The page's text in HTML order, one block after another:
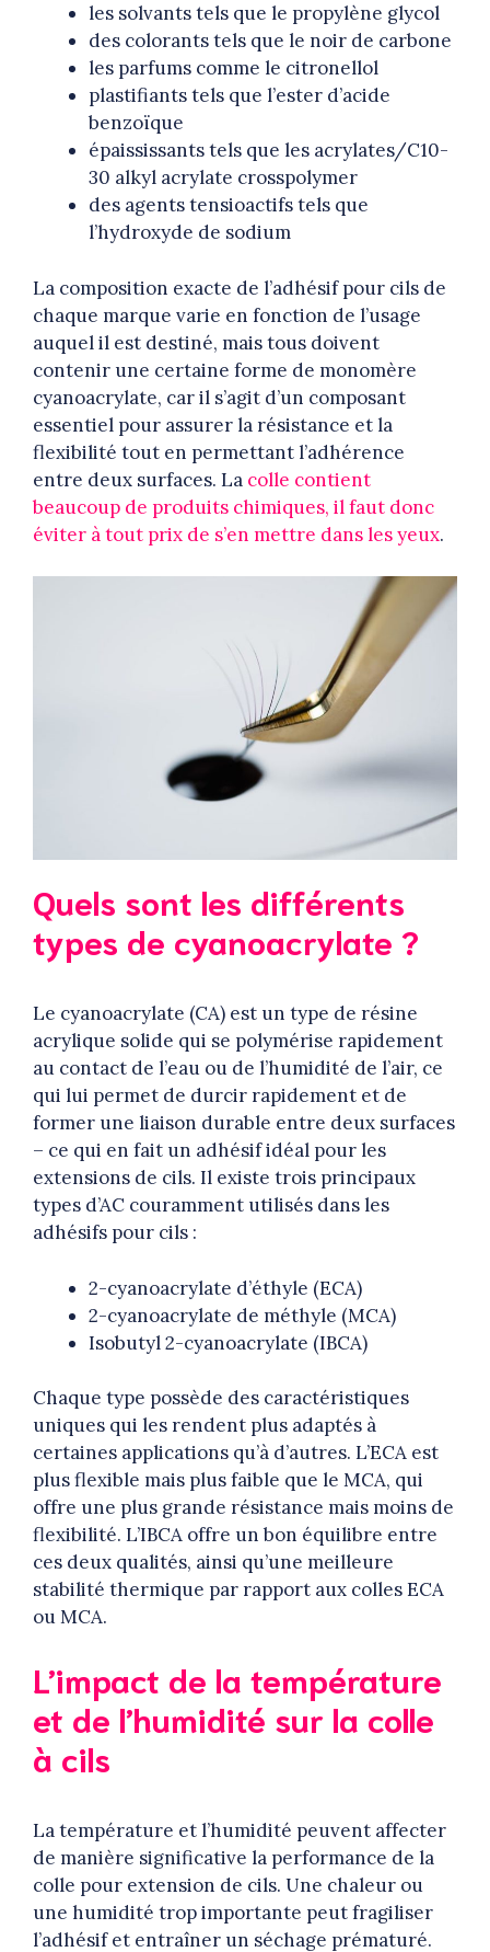
les solvants tels que le propylène glycol
des colorants tels que le noir de carbone
les parfums comme le citronellol
plastifiants tels que l’ester d’acide
benzoïque
épaississants tels que les acrylates/C10-
30 alkyl acrylate crosspolymer
des agents tensioactifs tels que
l’hydroxyde de sodium
La composition exacte de l’adhésif pour cils de
chaque marque varie en fonction de l’usage
auquel il est destiné, mais tous doivent
contenir une certaine forme de monomère
cyanoacrylate, car il s’agit d’un composant
essentiel pour assurer la résistance et la
flexibilité tout en permettant l’adhérence
entre deux surfaces. La colle contient
beaucoup de produits chimiques, il faut donc
éviter à tout prix de s’en mettre dans les yeux.
Quels sont les différents
types de cyanoacrylate ?
Le cyanoacrylate (CA) est un type de résine
acrylique solide qui se polymérise rapidement
au contact de l’eau ou de l’humidité de l’air, ce
qui lui permet de durcir rapidement et de
former une liaison durable entre deux surfaces
– ce qui en fait un adhésif idéal pour les
extensions de cils. Il existe trois principaux
types d’AC couramment utilisés dans les
adhésifs pour cils :
2-cyanoacrylate d’éthyle (ECA)
2-cyanoacrylate de méthyle (MCA)
Isobutyl 2-cyanoacrylate (IBCA)
Chaque type possède des caractéristiques
uniques qui les rendent plus adaptés à
certaines applications qu’à d’autres. L’ECA est
plus flexible mais plus faible que le MCA, qui
offre une plus grande résistance mais moins de
flexibilité. L’IBCA offre un bon équilibre entre
ces deux qualités, ainsi qu’une meilleure
stabilité thermique par rapport aux colles ECA
ou MCA.
L’impact de la température
et de l’humidité sur la colle
à cils
La température et l’humidité peuvent affecter
de manière significative la performance de la
colle pour extension de cils. Une chaleur ou
une humidité trop importante peut fragiliser
l’adhésif et entraîner un séchage prématuré.